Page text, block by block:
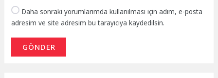
Daha sonraki yorumlarımda kullanılması için adım, e-posta
adresim ve site adresim bu tarayıcıya kaydedilsin.
GÖNDER